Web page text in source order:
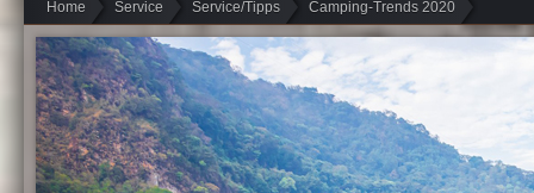
Home Service Service/Tipps Camping-Trends 2020